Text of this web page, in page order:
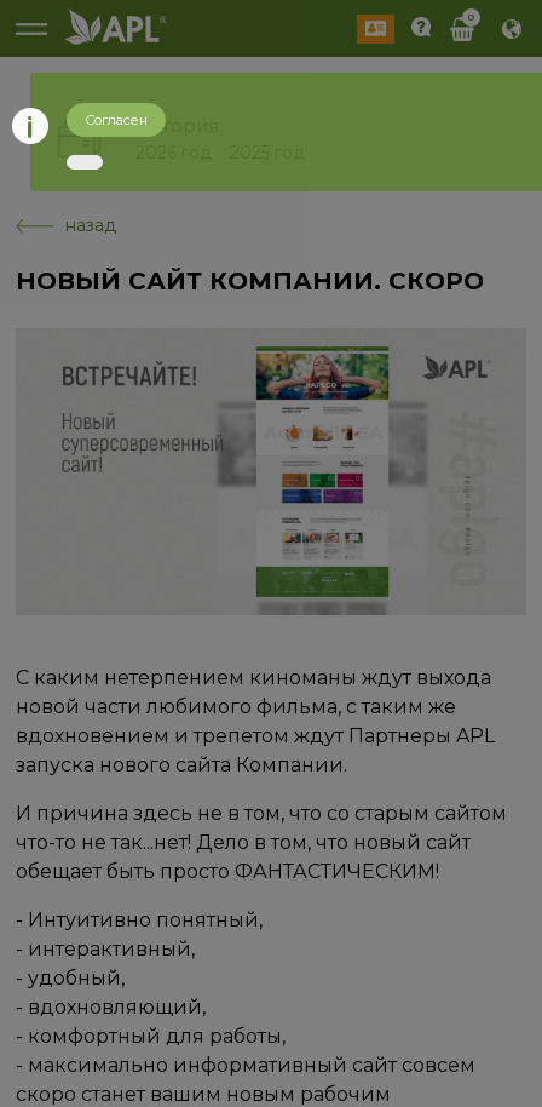
0
История
назад
НОВЫЙ САЙТ КОМПАНИИ. СКОРО
С каким нетерпением киноманы ждут выхода
новой части любимого фильма, с таким же
вдохновением и трепетом ждут Партнеры APL
запуска нового сайта Компании.
И причина здесь не в том, что со старым сайтом
что-то не так...нет! Дело в том, что новый сайт
обещает быть просто ФАНТАСТИЧЕСКИМ!
- Интуитивно понятный,
- интерактивный,
- удобный,
- вдохновляющий,
- комфортный для работы,
- максимально информативный сайт совсем
скоро станет вашим новым рабочим
Согласен